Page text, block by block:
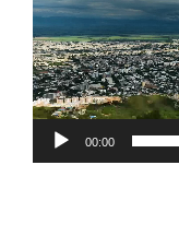
00:00